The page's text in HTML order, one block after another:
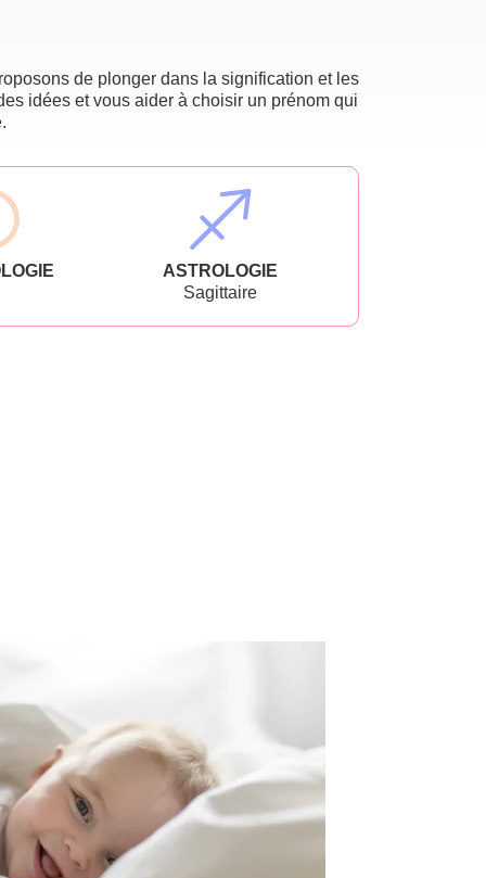
de plonger dans la signification et les
idées et vous aider à choisir un prénom qui
ASTROLOGIE
Sagittaire